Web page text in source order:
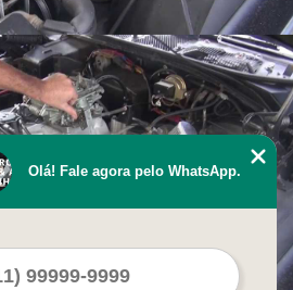
Olá! Fale agora pelo WhatsApp.